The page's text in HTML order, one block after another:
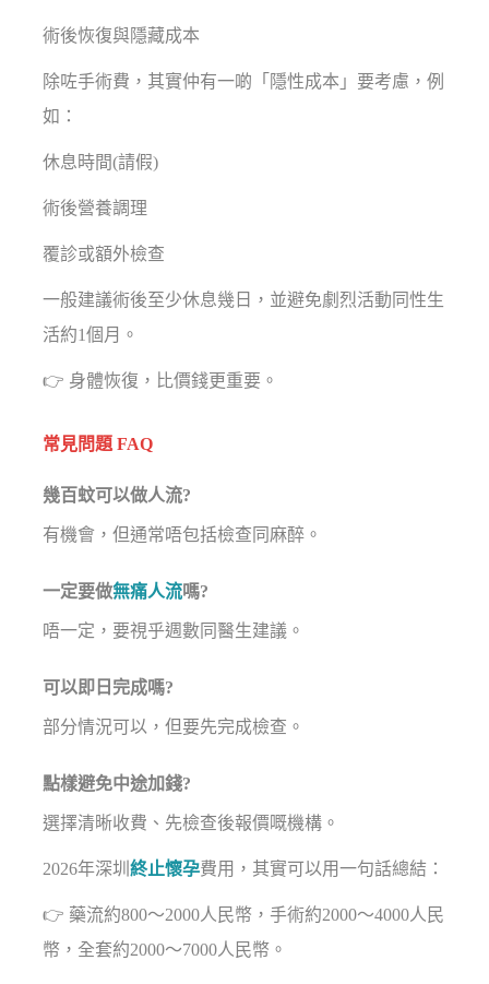
術後恢復與隱藏成本
除咗手術費，其實仲有一啲「隱性成本」要考慮，例
如：
休息時間(請假)
術後營養調理
覆診或額外檢查
一般建議術後至少休息幾日，並避免劇烈活動同性生
活約1個月。
👉 身體恢復，比價錢更重要。
常見問題 FAQ
幾百蚊可以做人流?
有機會，但通常唔包括檢查同麻醉。
一定要做無痛人流嗎?
唔一定，要視乎週數同醫生建議。
可以即日完成嗎?
部分情況可以，但要先完成檢查。
點樣避免中途加錢?
選擇清晰收費、先檢查後報價嘅機構。
2026年深圳終止懷孕費用，其實可以用一句話總結：
👉 藥流約800～2000人民幣，手術約2000～4000人民
幣，全套約2000～7000人民幣。